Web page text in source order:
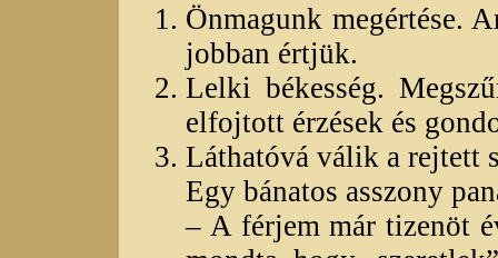
Önmagunk megértése.
jobban értjük.
Lelki békesség.
elfojtott érzések és
Láthatóvá válik a rejtett
Egy bánatos asszony
– A férjem már tizenöt